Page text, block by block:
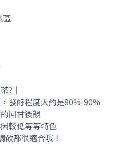
區
?｜
發酵程度大約是80%-90%
回甘後韻
較低等等特色
飲都很適合哦！